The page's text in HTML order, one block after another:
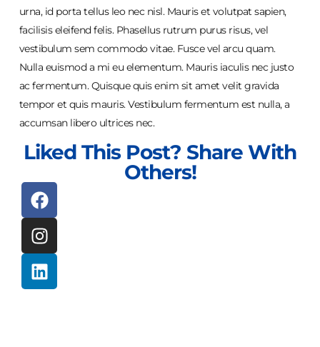
urna, id porta tellus leo nec nisl. Mauris et volutpat sapien,
facilisis eleifend felis. Phasellus rutrum purus risus, vel
vestibulum sem commodo vitae. Fusce vel arcu quam.
Nulla euismod a mi eu elementum. Mauris iaculis nec justo
ac fermentum. Quisque quis enim sit amet velit gravida
tempor et quis mauris. Vestibulum fermentum est nulla, a
accumsan libero ultrices nec.
Liked This Post? Share With
Others!